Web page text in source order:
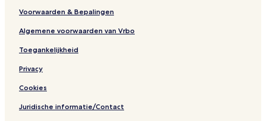
Voorwaarden & Bepalingen
Algemene voorwaarden van Vrbo
Toegankelijkheid
Privacy
Cookies
Juridische informatie/Contact